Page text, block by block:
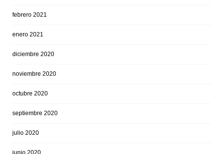
febrero 2021
enero 2021
diciembre 2020
noviembre 2020
octubre 2020
septiembre 2020
julio 2020